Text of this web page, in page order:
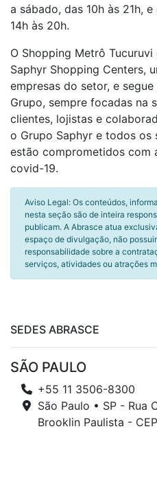
a sábado, das 10h às 21h,
14h às 20h.
O Shopping Metrô
Saphyr Shopping Centers,
empresas do setor, e
Grupo, sempre focadas na
clientes, lojistas e
o Grupo Saphyr e todos os
estão comprometidos com
covid-19.
Aviso Legal: Os conteúdos,
nesta seção são de inteira
publicam. A Abrasce atua
espaço de divulgação, não
responsabilidade sobre a
serviços, atividades ou atrações
SEDES ABRASCE
SÃO PAULO
+55 11 3506-8300
São Paulo • SP - Rua
Brooklin Paulista -